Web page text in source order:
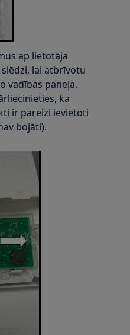
ap lietotāja
lai atbrīvotu
vadības paneļa.
ka
ir pareizi ievietoti
bojāti).